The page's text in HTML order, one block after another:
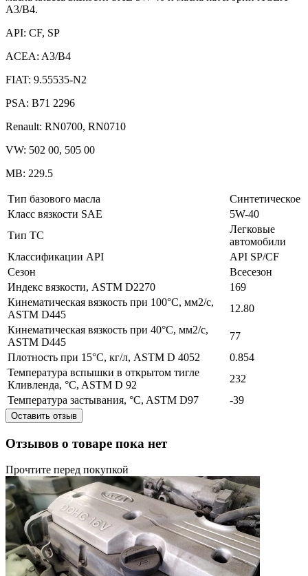
A3/B4.
API: CF, SP
ACEA: A3/B4
FIAT: 9.55535-N2
PSA: B71 2296
Renault: RN0700, RN0710
VW: 502 00, 505 00
MB: 229.5
Тип базового масла
Синтетическое
Класс вязкости SAE
5W-40
Тип ТС
Легковые
автомобили
Классификации API
API SP/CF
Сезон
Всесезон
Индекс вязкости, ASTM D2270
169
Кинематическая вязкость при 100°C, мм2/с,
ASTM D445
12.80
Кинематическая вязкость при 40°C, мм2/с,
ASTM D445
77
Плотность при 15°C, кг/л, ASTM D 4052
0.854
Температура вспышки в открытом тигле
Кливленда, °C, ASTM D 92
232
Температура застывания, °C, ASTM D97
-39
Оставить отзыв
Отзывов о товаре пока нет
Прочтите перед покупкой